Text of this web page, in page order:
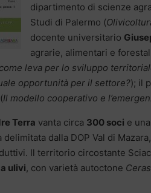
dipartimento di scienze
Studi di Palermo (
docente universitario
agrarie, alimentari e
leva per lo sviluppo
opportunità per il settore?); il
(Il modello cooperativo e
Terra vanta circa 300 soci e
dalla DOP Val di
Il territorio circostante
ulivi, con varietà autoctone